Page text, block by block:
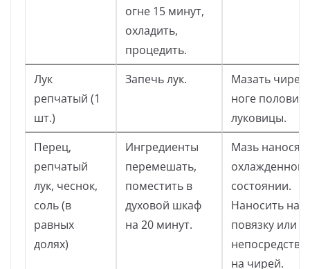
огне 15 минут,
охладить,
процедить.
Лук
репчатый (1
шт.)
Запечь лук.
Мазать чирей
ноге
луковицы.
Перец,
репчатый
лук, чеснок,
соль (в
равных
долях)
Ингредиенты
перемешать,
поместить в
духовой шкаф
на 20 минут.
Мазь наносят
охлажденном
состоянии.
Наносить на
повязку или
на чирей.